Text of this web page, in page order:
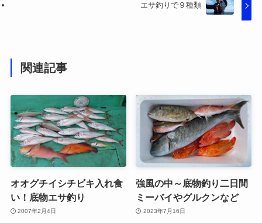
エサ釣りで９種類
関連記事
オオグチイシチビキ入れ食
い！底物エサ釣り
2007年2月4日
強風の中～底物釣り二日間
ミーバイやグルクンなど
2023年7月16日